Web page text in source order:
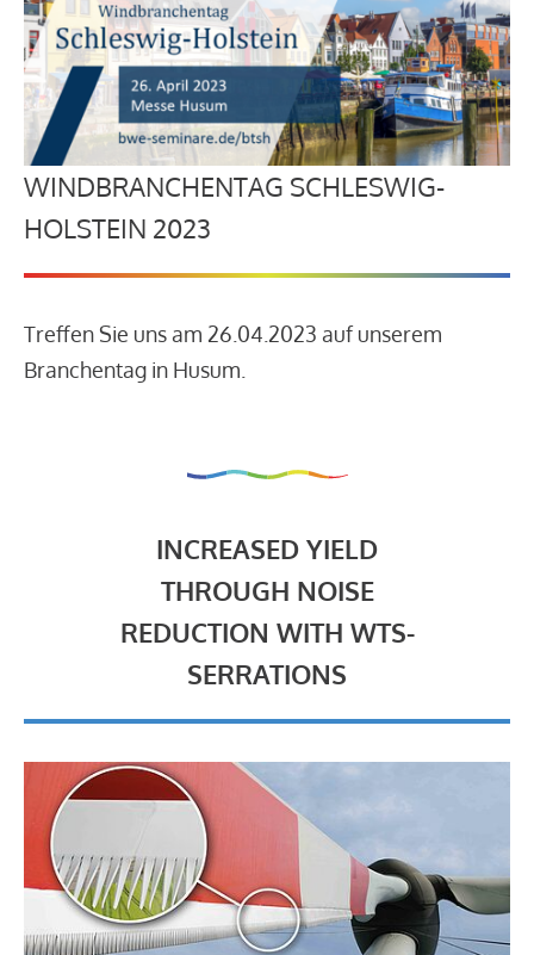
WINDBRANCHENTAG SCHLESWIG-
HOLSTEIN 2023
Treffen Sie uns am 26.04.2023 auf unserem
Branchentag in Husum.
INCREASED YIELD
THROUGH NOISE
REDUCTION WITH WTS-
SERRATIONS